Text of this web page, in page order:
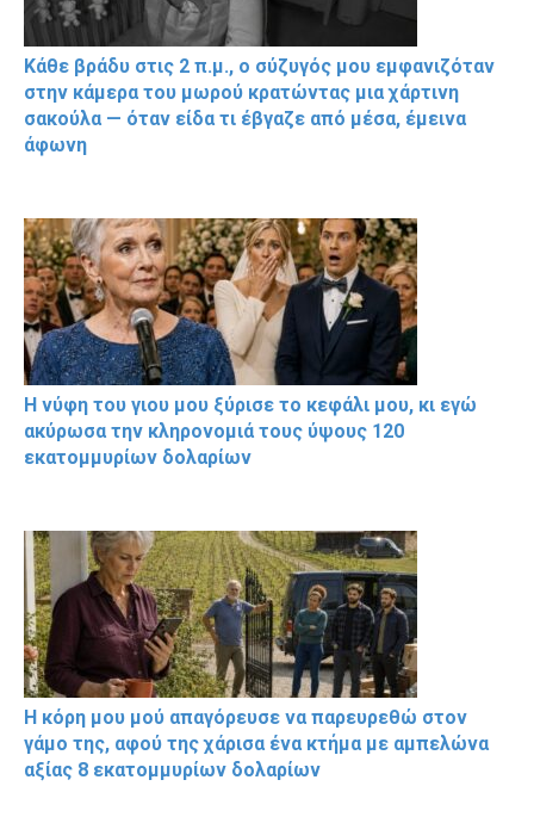
Κάθε βράδυ στις 2 π.μ., ο σύζυγός μου εμφανιζόταν
στην κάμερα του μωρού κρατώντας μια χάρτινη
σακούλα — όταν είδα τι έβγαζε από μέσα, έμεινα
άφωνη
Η νύφη του γιου μου ξύρισε το κεφάλι μου, κι εγώ
ακύρωσα την κληρονομιά τους ύψους 120
εκατομμυρίων δολαρίων
Η κόρη μου μού απαγόρευσε να παρευρεθώ στον
γάμο της, αφού της χάρισα ένα κτήμα με αμπελώνα
αξίας 8 εκατομμυρίων δολαρίων